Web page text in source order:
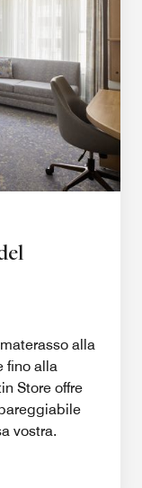
alla
fino alla
Store offre
vostra.